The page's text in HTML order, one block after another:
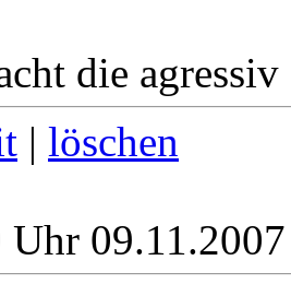
die agressiv
| löschen
Uhr